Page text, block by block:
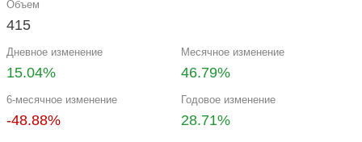
Объем
415
Дневное изменение
15.04%
Месячное изменение
46.79%
6-месячное изменение
-48.88%
Годовое изменение
28.71%